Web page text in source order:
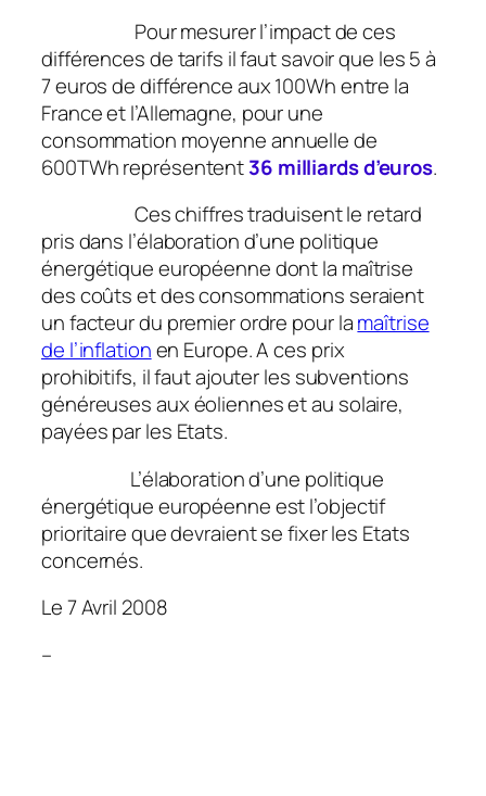
Pour mesurer l’impact de ces
différences de tarifs il faut savoir que les 5 à
7 euros de différence aux 100Wh entre la
France et l’Allemagne, pour une
consommation moyenne annuelle de
600TWh représentent36 milliards d’euros.
Ces chiffres traduisent le retard
pris dans l’élaboration d’une politique
énergétique européenne dont la maîtrise
des coûts et des consommations seraient
un facteur du premier ordre pour lamaîtrise
de l’inflationen Europe. A ces prix
prohibitifs, il faut ajouter les subventions
généreuses aux éoliennes et au solaire,
payées par les Etats.
L’élaboration d’une politique
énergétique européenne est l’objectif
prioritaire que devraient se fixer les Etats
concernés.
Le 7 Avril 2008
–